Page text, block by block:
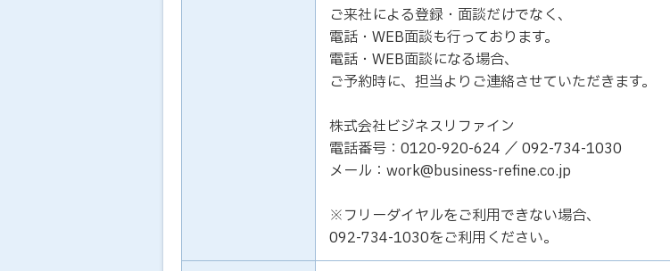
ご来社による登録・面談だけでなく、
電話・WEB面談も行っております。
電話・WEB面談になる場合、
ご予約時に、担当よりご連絡させていただきます。
株式会社ビジネスリファイン
電話番号：0120-920-624 ／ 092-734-1030
メール：work@business-refine.co.jp
※フリーダイヤルをご利用できない場合、
092-734-1030をご利用ください。